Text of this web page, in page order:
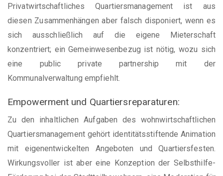
Privatwirtschaftliches Quartiersmanagement ist aus
diesen Zusammenhängen aber falsch disponiert, wenn es
sich ausschließlich auf die eigene Mieterschaft
konzentriert; ein Gemeinwesenbezug ist nötig, wozu sich
eine public private partnership mit der
Kommunalverwaltung empfiehlt.
Empowerment und Quartiersreparaturen:
Zu den inhaltlichen Aufgaben des wohnwirtschaftlichen
Quartiersmanagement gehört identitätsstiftende Animation
mit eigenentwickelten Angeboten und Quartiersfesten.
Wirkungsvoller ist aber eine Konzeption der Selbsthilfe-